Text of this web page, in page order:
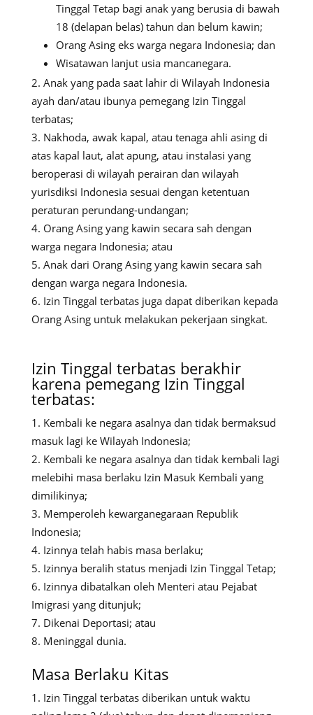
Tinggal Tetap bagi anak yang berusia di bawah
18 (delapan belas) tahun dan belum kawin;
Orang Asing eks warga negara Indonesia; dan
Wisatawan lanjut usia mancanegara.
Anak yang pada saat lahir di Wilayah Indonesia
ayah dan/atau ibunya pemegang Izin Tinggal
terbatas;
Nakhoda, awak kapal, atau tenaga ahli asing di
atas kapal laut, alat apung, atau instalasi yang
beroperasi di wilayah perairan dan wilayah
yurisdiksi Indonesia sesuai dengan ketentuan
peraturan perundang-undangan;
Orang Asing yang kawin secara sah dengan
warga negara Indonesia; atau
Anak dari Orang Asing yang kawin secara sah
dengan warga negara Indonesia.
Izin Tinggal terbatas juga dapat diberikan kepada
Orang Asing untuk melakukan pekerjaan singkat.
Izin Tinggal terbatas berakhir
karena pemegang Izin Tinggal
terbatas:
Kembali ke negara asalnya dan tidak bermaksud
masuk lagi ke Wilayah Indonesia;
Kembali ke negara asalnya dan tidak kembali lagi
melebihi masa berlaku Izin Masuk Kembali yang
dimilikinya;
Memperoleh kewarganegaraan Republik
Indonesia;
Izinnya telah habis masa berlaku;
Izinnya beralih status menjadi Izin Tinggal Tetap;
Izinnya dibatalkan oleh Menteri atau Pejabat
Imigrasi yang ditunjuk;
Dikenai Deportasi; atau
Meninggal dunia.
Masa Berlaku Kitas
Izin Tinggal terbatas diberikan untuk waktu